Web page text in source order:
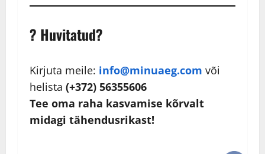
? Huvitatud?
Kirjuta meile: info@minuaeg.com või
helista (+372) 56355606
Tee oma raha kasvamise kõrvalt
midagi tähendusrikast!